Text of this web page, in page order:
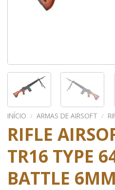
INÍCIO / ARMAS DE AIRSOFT /
RIFLE
TR16 TYPE
BATTLE